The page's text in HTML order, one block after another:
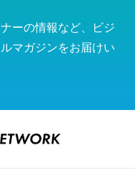
ーの情報など、ビジ
マガジンをお届けい